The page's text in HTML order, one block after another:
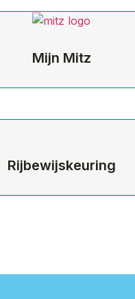
Mijn Mitz
Rijbewijskeuring